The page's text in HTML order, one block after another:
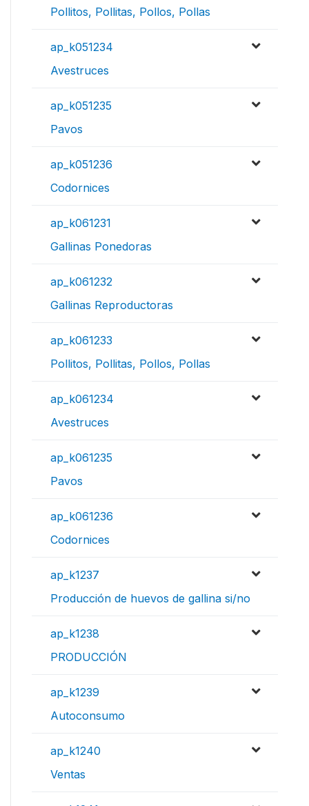
Pollitos, Pollitas, Pollos, Pollas
ap_k051234
Avestruces
ap_k051235
Pavos
ap_k051236
Codornices
ap_k061231
Gallinas Ponedoras
ap_k061232
Gallinas Reproductoras
ap_k061233
Pollitos, Pollitas, Pollos, Pollas
ap_k061234
Avestruces
ap_k061235
Pavos
ap_k061236
Codornices
ap_k1237
Producción de huevos de gallina si/no
ap_k1238
PRODUCCIÓN
ap_k1239
Autoconsumo
ap_k1240
Ventas